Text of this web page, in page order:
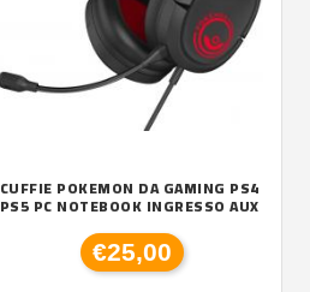
CUFFIE POKEMON DA GAMING PS4
PS5 PC NOTEBOOK INGRESSO AUX
€25,00